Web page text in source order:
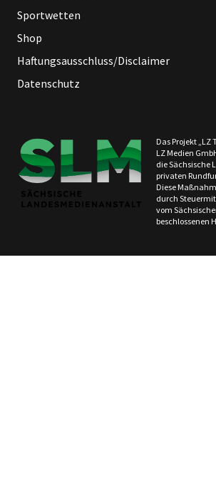
Sportwetten
Shop
Haftungsausschluss/Disclaimer
Datenschutz
Das Projekt „LZ
LZ Medien
die Sächsische
privaten
Diese
durch
vom
beschlossenen